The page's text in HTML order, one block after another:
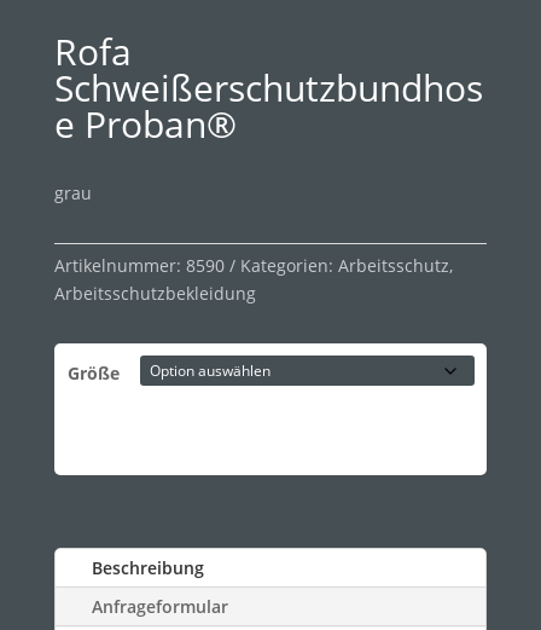
Rofa
Schweißerschutzbundhos
e Proban®
grau
Artikelnummer: 8590 Kategorien: Arbeitsschutz,
Arbeitsschutzbekleidung
Größe
Beschreibung
Anfrageformular